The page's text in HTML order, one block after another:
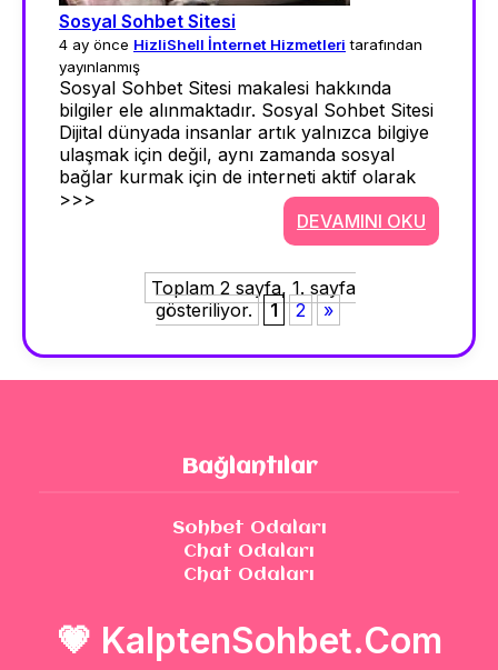
Sosyal Sohbet Sitesi
4 ay önce HizliShell İnternet Hizmetleri tarafından
yayınlanmış
Sosyal Sohbet Sitesi makalesi hakkında
bilgiler ele alınmaktadır. Sosyal Sohbet Sitesi
Dijital dünyada insanlar artık yalnızca bilgiye
ulaşmak için değil, aynı zamanda sosyal
bağlar kurmak için de interneti aktif olarak
>>>
DEVAMINI OKU
Toplam 2 sayfa, 1. sayfa
gösteriliyor.
1 2 »
Bağlantılar
Sohbet Odaları
Chat Odaları
Chat Odaları
💗 KalptenSohbet.Com